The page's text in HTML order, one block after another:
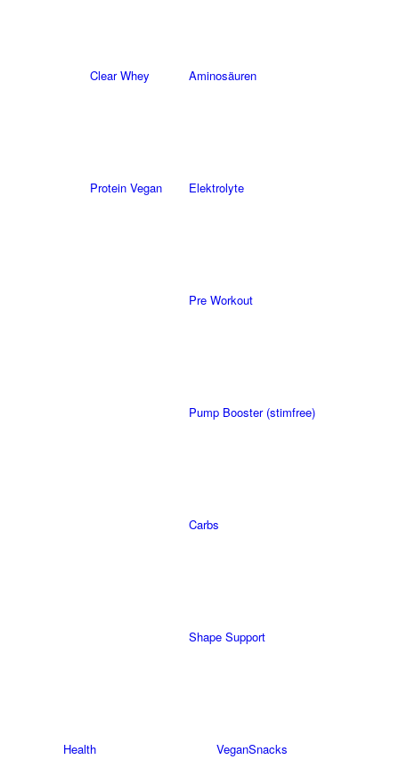
Clear Whey
Protein Vegan
Aminosäuren
Elektrolyte
Pre Workout
Pump Booster (stimfree)
Carbs
Shape Support
Health VeganSnacks